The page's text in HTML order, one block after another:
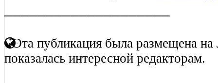
Эта публикация была размещена на
показалась интересной редакторам.